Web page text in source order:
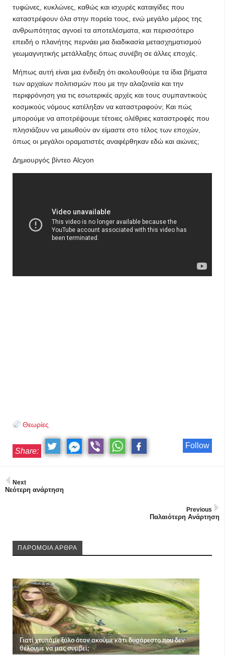
τυφώνες, κυκλώνες, καθώς και ισχυρές καταιγίδες που
καταστρέφουν όλα στην πορεία τους, ενώ μεγάλο μέρος της
ανθρωπότητας αγνοεί τα αποτελέσματα, και περισσότερο
επειδή ο πλανήτης περνάει μια διαδικασία μετασχηματισμού
γεωμαγνητικής μετάλλαξης όπως συνέβη σε άλλες εποχές.
Μήπως αυτή είναι μια ένδειξη ότι ακολουθούμε τα ίδια βήματα
των αρχαίων πολιτισμών που με την αλαζονεία και την
περιφρόνηση για τις εσωτερικές αρχές και τους συμπαντικούς
κοσμικούς νόμους κατέληξαν να καταστραφούν; Και πώς
μπορούμε να αποτρέψουμε τέτοιες ολέθριες καταστροφές που
πλησιάζουν να μειωθούν αν είμαστε στο τέλος των εποχών,
όπως οι μεγάλοι οραματιστές αναφέρθηκαν εδώ και αιώνες;
Δημιουργός βίντεο Alcyon
Θεωρίες
Follow
Share:
Next
Νεότερη ανάρτηση
Previous
Παλαιότερη Ανάρτηση
ΠΑΡΟΜΟΙΑ ΑΡΘΡΑ